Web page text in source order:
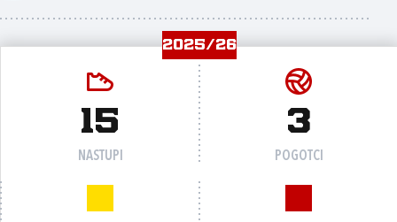
2025/26
15
NASTUPI
3
POGOTCI